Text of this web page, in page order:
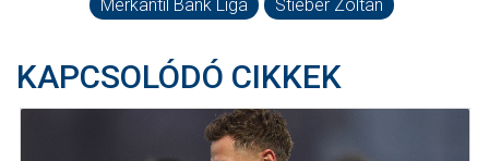
Merkantil Bank Liga
Stieber Zoltán
KAPCSOLÓDÓ CIKKEK